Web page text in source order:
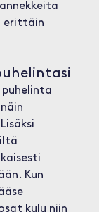
erittäin
Kun
kulu niin